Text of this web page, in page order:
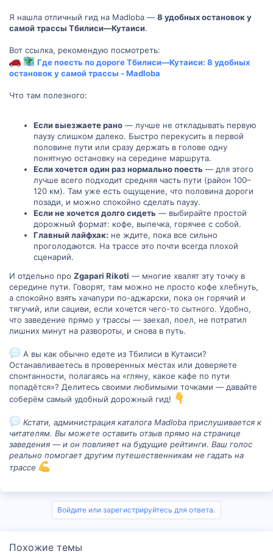
Я нашла отличный гид на Madloba — 8 удобных остановок у
самой трассы Тбилиси—Кутаиси.
Вот ссылка, рекомендую посмотреть:
Где поесть по дороге Тбилиси—Кутаиси: 8 удобных
остановок у самой трассы - Madloba
Что там полезного:
Если выезжаете рано — лучше не откладывать первую
паузу слишком далеко. Быстро перекусить в первой
половине пути или сразу держать в голове одну
понятную остановку на середине маршрута.
Если хочется один раз нормально поесть — для этого
лучше всего подходит средняя часть пути (район 100–
120 км). Там уже есть ощущение, что половина дороги
позади, и можно спокойно сделать паузу.
Если не хочется долго сидеть — выбирайте простой
дорожный формат: кофе, выпечка, горячее с собой.
Главный лайфхак: не ждите, пока все сильно
проголодаются. На трассе это почти всегда плохой
сценарий.
И отдельно про Zgapari Rikoti — многие хвалят эту точку в
середине пути. Говорят, там можно не просто кофе хлебнуть,
а спокойно взять хачапури по-аджарски, пока он горячий и
тягучий, или сациви, если хочется чего-то сытного. Удобно,
что заведение прямо у трассы — заехал, поел, не потратил
лишних минут на развороты, и снова в путь.
А вы как обычно едете из Тбилиси в Кутаиси?
Останавливаетесь в проверенных местах или доверяете
спонтанности, полагаясь на «гляну, какое кафе по пути
попадётся»? Делитесь своими любимыми точками — давайте
соберём самый удобный дорожный гид!
Кстати, администрация каталога Madloba прислушивается к
читателям. Вы можете оставить отзыв прямо на странице
заведения — и он повлияет на будущие рейтинги. Ваш голос
реально помогает другим путешественникам не гадать на
трассе
Войдите или зарегистрируйтесь для ответа.
Похожие темы